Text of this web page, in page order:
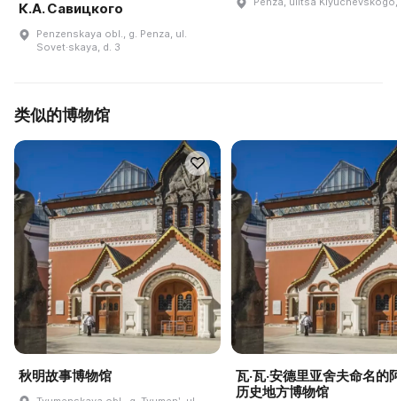
К.А. Савицкого
Penzenskaya obl., g. Penza, ul.
Sovet·skaya, d. 3
类似的博物馆
秋明故事博物馆
瓦·瓦·安德里亚舍夫命名的
历史地方博物馆